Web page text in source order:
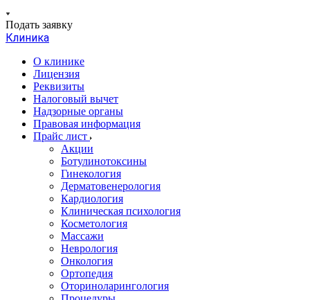
Подать заявку
Клиника
О клинике
Лицензия
Реквизиты
Налоговый вычет
Надзорные органы
Правовая информация
Прайс лист
Акции
Ботулинотоксины
Гинекология
Дерматовенерология
Кардиология
Клиническая психология
Косметология
Массажи
Неврология
Онкология
Ортопедия
Оториноларингология